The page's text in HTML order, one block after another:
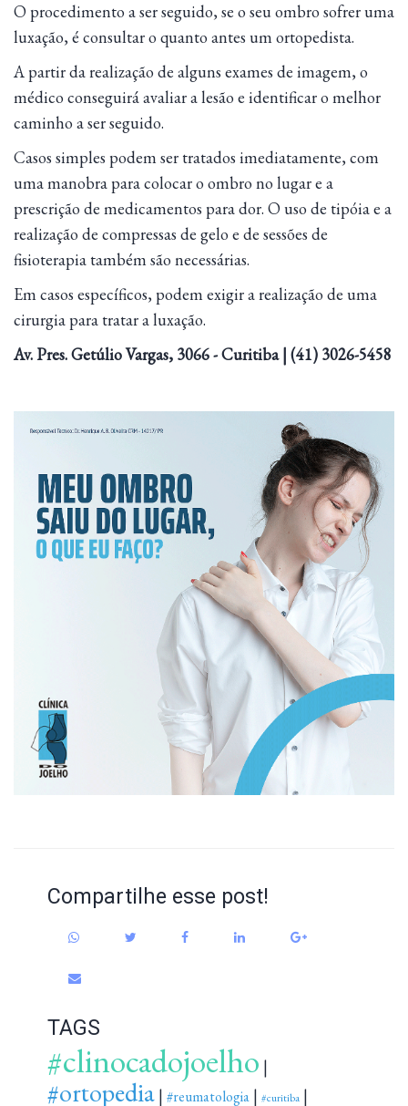
O procedimento a ser seguido, se o seu ombro sofrer uma
luxação, é consultar o quanto antes um ortopedista.
A partir da realização de alguns exames de imagem, o
médico conseguirá avaliar a lesão e identificar o melhor
caminho a ser seguido.
Casos simples podem ser tratados imediatamente, com
uma manobra para colocar o ombro no lugar e a
prescrição de medicamentos para dor. O uso de tipóia e a
realização de compressas de gelo e de sessões de
fisioterapia também são necessárias.
Em casos específicos, podem exigir a realização de uma
cirurgia para tratar a luxação.
Av. Pres. Getúlio Vargas, 3066 - Curitiba | (41) 3026-5458
Compartilhe esse post!
TAGS
#clinocadojoelho |
#ortopedia |#reumatologia |#curitiba |